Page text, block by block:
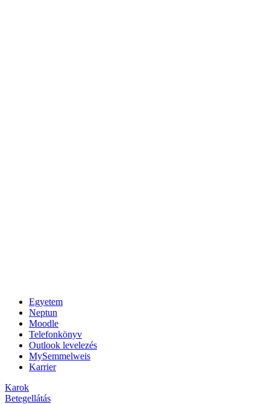
Egyetem
Neptun
Moodle
Telefonkönyv
Outlook levelezés
MySemmelweis
Karrier
Karok
Betegellátás